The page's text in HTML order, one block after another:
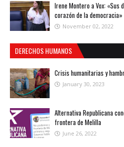
Irene Montero a Vox: «Sus
corazón de la democracia»
November 02, 2022
DERECHOS HUMANOS
Crisis humanitarias y
January 30, 2023
Alternativa Republicana
frontera de Melilla
June 26, 2022